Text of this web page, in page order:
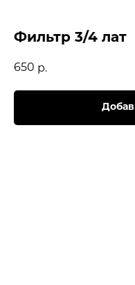
Фильтр 3/4 лат
650 р.